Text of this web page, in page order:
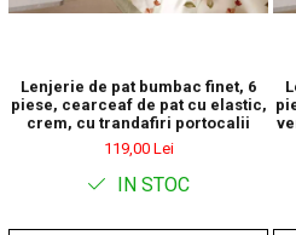
Lenjerie de pat bumbac finet, 6
piese, cearceaf de pat cu elastic,
crem, cu trandafiri portocalii
119,00 Lei
IN STOC